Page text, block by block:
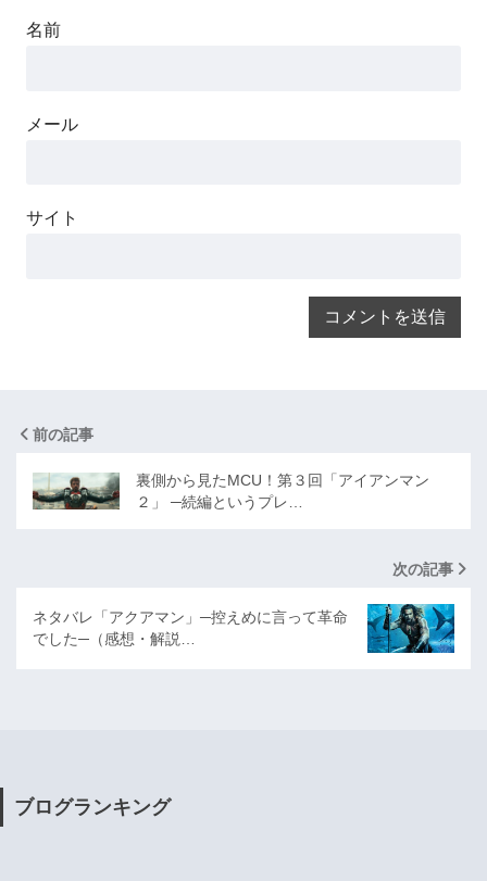
名前
メール
サイト
前の記事
裏側から見たMCU！第３回「アイアンマン
２」 ─続編というプレ…
次の記事
ネタバレ「アクアマン」─控えめに言って革命
でした─（感想・解説…
ブログランキング